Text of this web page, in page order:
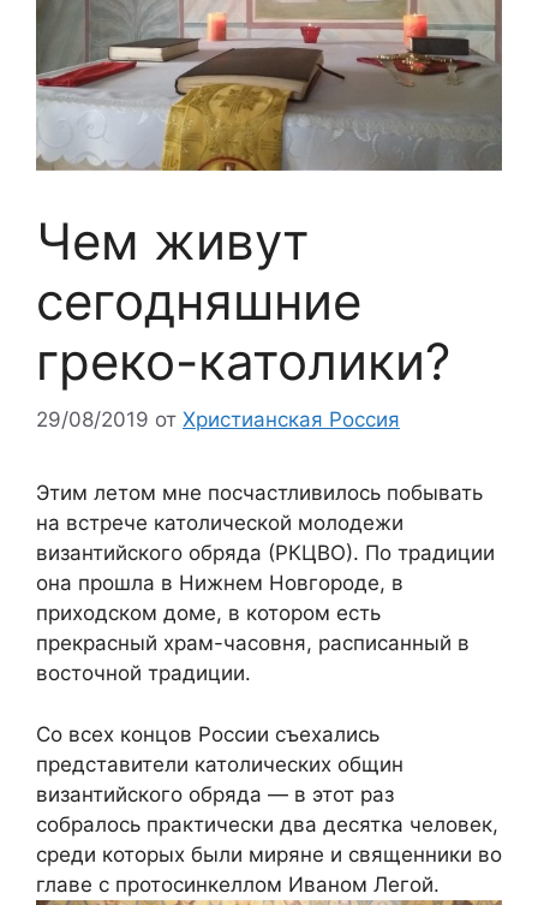
Чем живут
сегодняшние
греко-католики?
29/08/2019 от Христианская Россия
Этим летом мне посчастливилось побывать
на встрече католической молодежи
византийского обряда (РКЦВО). По традиции
она прошла в Нижнем Новгороде, в
приходском доме, в котором есть
прекрасный храм-часовня, расписанный в
восточной традиции.
Со всех концов России съехались
представители католических общин
византийского обряда — в этот раз
собралось практически два десятка человек,
среди которых были миряне и священники во
главе с протосинкеллом Иваном Легой.